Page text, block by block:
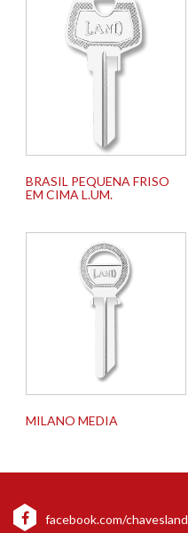
BRASIL PEQUENA FRISO
EM CIMA L.UM.
MILANO MEDIA
facebook.com/chavesland